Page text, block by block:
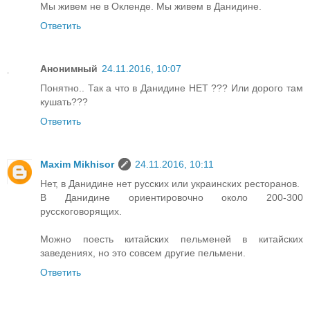
Мы живем не в Окленде. Мы живем в Данидине.
Ответить
Анонимный 24.11.2016, 10:07
Понятно.. Так а что в Данидине НЕТ ??? Или дорого там
кушать???
Ответить
Maxim Mikhisor
24.11.2016, 10:11
Нет, в Данидине нет русских или украинских ресторанов.
В Данидине ориентировочно около 200-300
русскоговорящих.
Можно поесть китайских пельменей в китайских
заведениях, но это совсем другие пельмени.
Ответить